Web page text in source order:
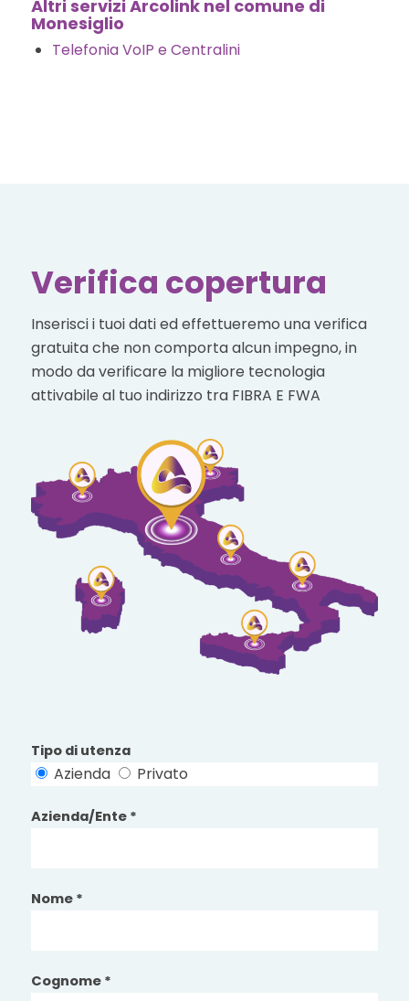
Altri servizi Arcolink nel comune di
Monesiglio
Telefonia VoIP e Centralini
Verifica copertura
Inserisci i tuoi dati ed effettueremo una verifica
gratuita che non comporta alcun impegno, in
modo da verificare la migliore tecnologia
attivabile al tuo indirizzo tra FIBRA E FWA
Tipo di utenza
Azienda Privato
Azienda/Ente *
Nome *
Cognome *